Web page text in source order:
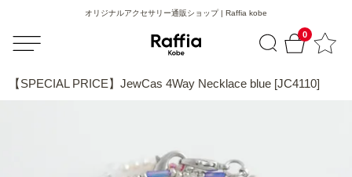
0
オリジナルアクセサリー通販ショップ | Raffia kobe
【SPECIAL PRICE】JewCas 4Way Necklace blue [JC4110]